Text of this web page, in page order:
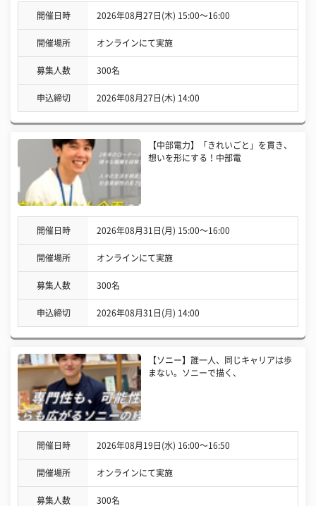
開催日時 2026年08月27日(木) 15:00〜16:00
開催場所 オンラインにて実施
募集人数 300名
申込締切 2026年08月27日(木) 14:00
【中部電力】「きれいごと」を貫き、
想いを形にする！中部電
開催日時 2026年08月31日(月) 15:00〜16:00
開催場所 オンラインにて実施
募集人数 300名
申込締切 2026年08月31日(月) 14:00
【ソニー】誰一人、同じキャリアは歩
まない。ソニーで描く、
開催日時 2026年08月19日(水) 16:00〜16:50
開催場所 オンラインにて実施
募集人数 300名